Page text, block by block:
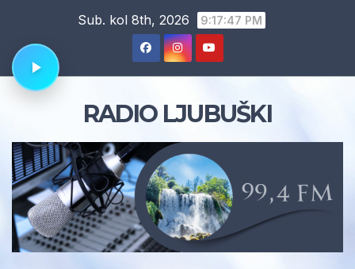
content
Sub. kol 8th, 2026 9:17:48 PM
RADIO LJUBUŠKI